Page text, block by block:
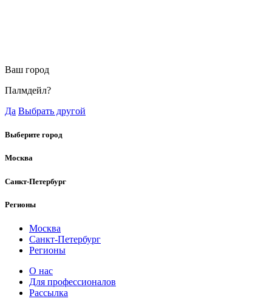
Ваш город
Палмдейл?
Да Выбрать другой
Выберите город
Москва
Санкт-Петербург
Регионы
Москва
Санкт-Петербург
Регионы
О нас
Для профессионалов
Рассылка